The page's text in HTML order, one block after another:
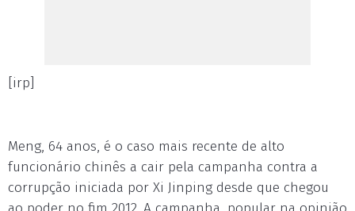
[irp]
Meng, 64 anos, é o caso mais recente de alto
funcionário chinês a cair pela campanha contra a
corrupção iniciada por Xi Jinping desde que chegou